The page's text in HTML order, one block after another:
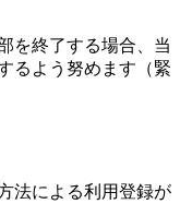
を終了する場合、当
るよう努めます（緊
法による利用登録が